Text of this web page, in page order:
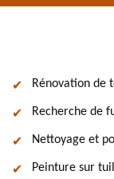
Rénovation de
Recherche de
Nettoyage et
Peinture sur